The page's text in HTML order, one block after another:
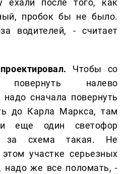
ехали после того, как
пробок бы не было.
водителей, - считает
Чтобы со
повернуть налево
сначала повернуть
до Карла Маркса, там
и еще один светофор
за схема такая. Не
участке серьезных
надо же все поломать, -